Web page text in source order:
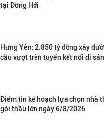
tại Đồng Hới
Hưng Yên: 2.850 tỷ đồng xây
cầu vượt trên tuyến kết nối di
Điểm tin kế hoạch lựa chọn nhà
gói thầu lớn ngày 6/8/2026